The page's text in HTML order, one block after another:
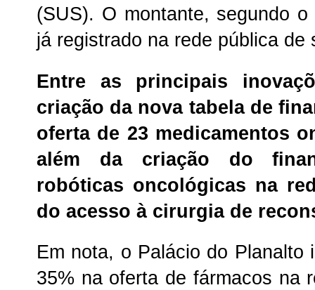
(SUS). O montante, segundo
já registrado na rede pública de
Entre as principais
criação da nova tabela de
oferta de 23 medicamentos
além da criação do
robóticas oncológicas na
do acesso à cirurgia de
Em nota, o Palácio do Planalto
35% na oferta de fármacos na